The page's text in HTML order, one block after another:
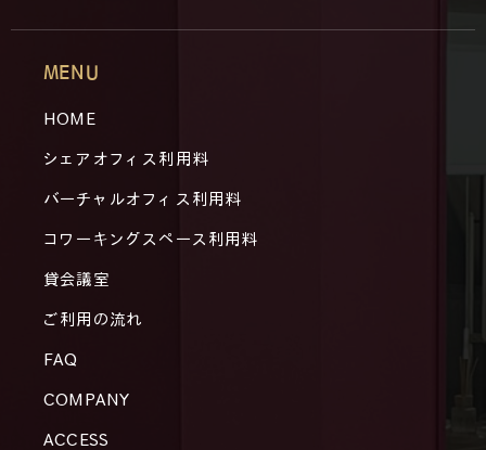
MENU
HOME
シェアオフィス利用料
バーチャルオフィス利用料
コワーキングスペース利用料
貸会議室
ご利用の流れ
FAQ
COMPANY
ACCESS